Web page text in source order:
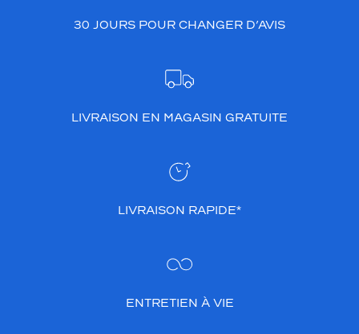
30 JOURS POUR CHANGER D’AVIS
LIVRAISON EN MAGASIN GRATUITE
LIVRAISON RAPIDE*
ENTRETIEN À VIE